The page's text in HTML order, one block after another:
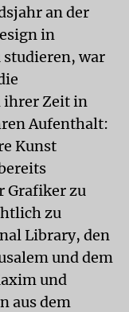
an der
in
studieren, war
ihrer Zeit in
Aufenthalt:
Kunst
Grafiker zu
zu
Library, den
und dem
und
aus dem